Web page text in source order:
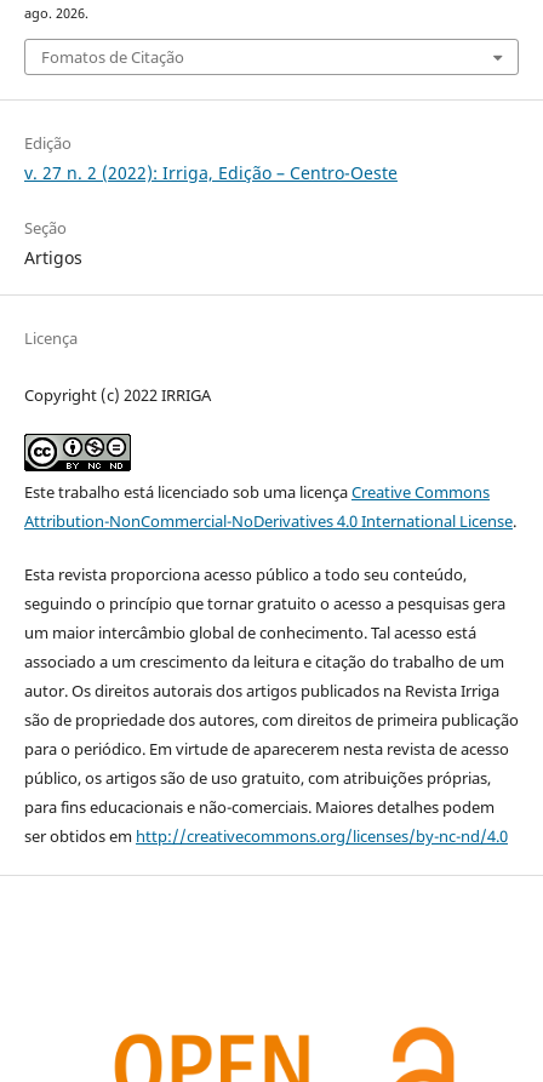
ago. 2026.
Fomatos de Citação
Edição
v. 27 n. 2 (2022): Irriga, Edição – Centro-Oeste
Seção
Artigos
Licença
Copyright (c) 2022 IRRIGA
Este trabalho está licenciado sob uma licençaCreative Commons
Attribution-NonCommercial-NoDerivatives 4.0 International License.
Esta revista proporciona acesso público a todo seu conteúdo,
seguindo o princípio que tornar gratuito o acesso a pesquisas gera
um maior intercâmbio global de conhecimento. Tal acesso está
associado a um crescimento da leitura e citação do trabalho de um
autor. Os direitos autorais dos artigos publicados na Revista Irriga
são de propriedade dos autores, com direitos de primeira publicação
para o periódico. Em virtude de aparecerem nesta revista de acesso
público, os artigos são de uso gratuito, com atribuições próprias,
para fins educacionais e não-comerciais. Maiores detalhes podem
ser obtidos em http://creativecommons.org/licenses/by-nc-nd/4.0